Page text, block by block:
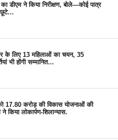
डीएम ने किया निरीक्षण, बोले—कोई पात्र
छूटे…
के लिए 13 महिलाओं का चयन, 35
भी होंगी सम्मानित…
17.80 करोड़ की विकास योजनाओं की
किया लोकार्पण-शिलान्यास.